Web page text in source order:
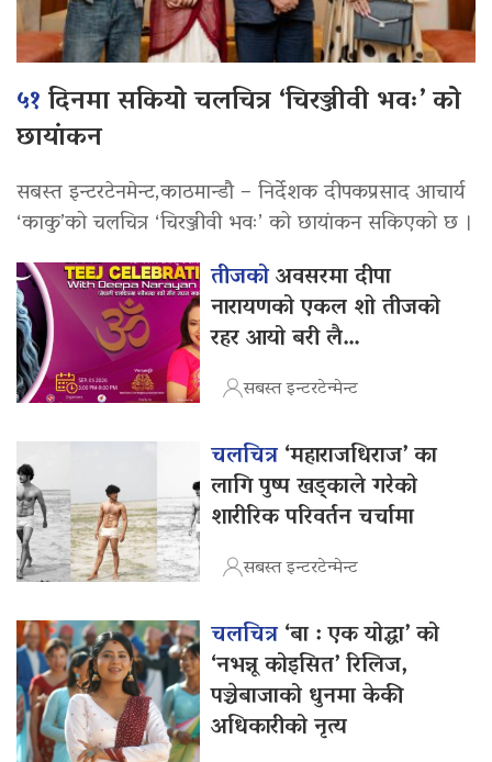
५१दिनमा सकियो चलचित्र ‘चिरञ्जीवी भवः’ को
छायांकन
सबस्त इन्टरटेनमेन्ट,काठमान्डौ – निर्देशक दीपकप्रसाद आचार्य
‘काकु’को चलचित्र ‘चिरञ्जीवी भवः’ को छायांकन सकिएको छ ।
तीजकोअवसरमा दीपा
नारायणको एकल शो तीजको
रहर आयो बरी लै…
सबस्त इन्टरटेन्मेन्ट
चलचित्र‘महाराजधिराज’ का
लागि पुष्प खड्काले गरेको
शारीरिक परिवर्तन चर्चामा
सबस्त इन्टरटेन्मेन्ट
चलचित्र‘बा : एक योद्धा’ को
‘नभन्नू कोइसित’ रिलिज,
पञ्चेबाजाको धुनमा केकी
अधिकारीको नृत्य